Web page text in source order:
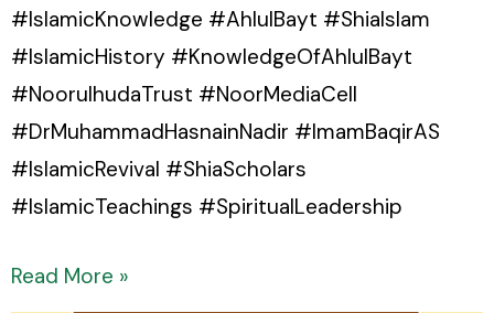
#IslamicKnowledge #AhlulBayt #ShiaIslam
#IslamicHistory #KnowledgeOfAhlulBayt
#NoorulhudaTrust #NoorMediaCell
#DrMuhammadHasnainNadir #ImamBaqirAS
#IslamicRevival #ShiaScholars
#IslamicTeachings #SpiritualLeadership
Read More »